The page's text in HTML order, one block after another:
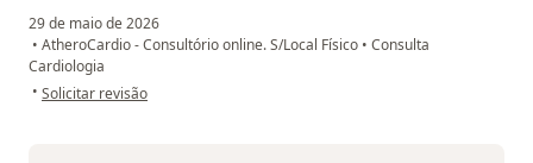
29 de maio de 2026
• AtheroCardio - Consultório online. S/Local Físico • Consulta
Cardiologia
• na opinião do utilizador Ygor
Solicitar revisão